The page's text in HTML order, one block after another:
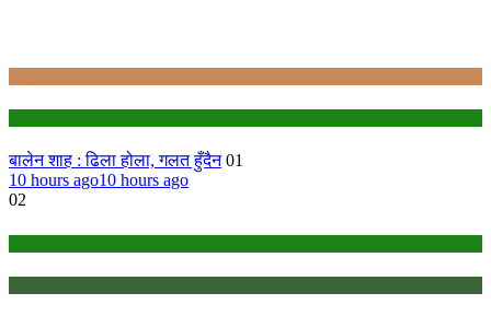
बालेन शाह : ढिला होला, गलत हुँदैन 01
10 hours ago10 hours ago
02